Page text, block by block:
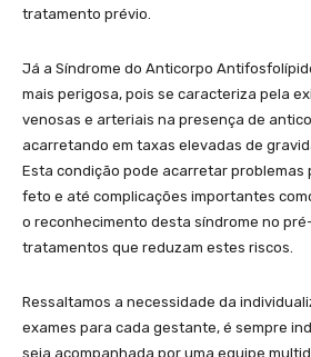
tratamento prévio.
Já a Síndrome do Anticorpo
mais perigosa, pois se caracteriza pela
venosas e arteriais na presença de
acarretando em taxas elevadas de
Esta condição pode acarretar problemas
feto e até complicações importantes
o reconhecimento desta síndrome no
tratamentos que reduzam estes riscos.
Ressaltamos a necessidade da
exames para cada gestante, é sempre
seja acompanhada por uma equipe